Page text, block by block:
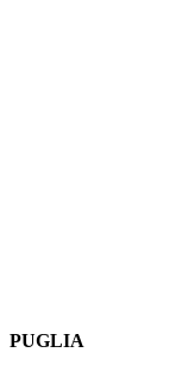
PUGLIA